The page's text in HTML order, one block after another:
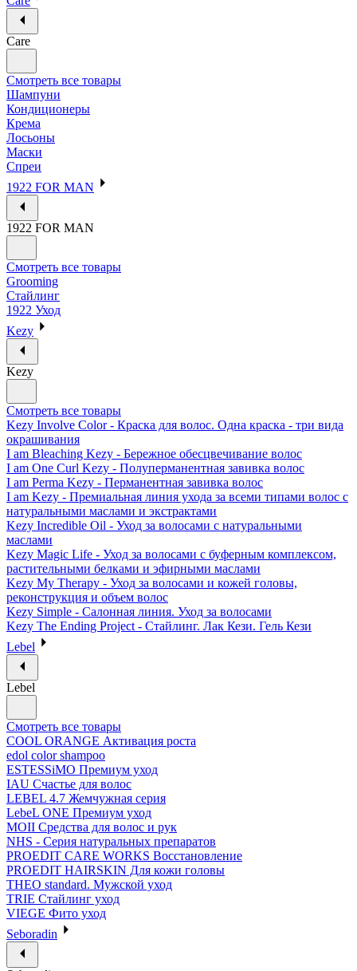
Care
Смотреть все товары
Шампуни
Кондиционеры
Крема
Лосьоны
Маски
Спреи
1922 FOR MAN
1922 FOR MAN
Смотреть все товары
Grooming
Стайлинг
1922 Уход
Kezy
Kezy
Смотреть все товары
Kezy Involve Color - Краска для волос. Одна краска - три вида
окрашивания
I am Bleaching Kezy - Бережное обесцвечивание волос
I am One Curl Kezy - Полуперманентная завивка волос
I am Perma Kezy - Перманентная завивка волос
I am Kezy - Премиальная линия ухода за всеми типами волос с
натуральными маслами и экстрактами
Kezy Incredible Oil - Уход за волосами с натуральными
маслами
Kezy Magic Life - Уход за волосами с буферным комплексом,
растительными белками и эфирными маслами
Kezy My Therapy - Уход за волосами и кожей головы,
реконструкция и объем волос
Kezy Simple - Салонная линия. Уход за волосами
Kezy The Ending Project - Стайлинг. Лак Кези. Гель Кези
Lebel
Lebel
Смотреть все товары
COOL ORANGE Активация роста
edol color shampoo
ESTESSiMO Премиум уход
IAU Счастье для волос
LEBEL 4.7 Жемчужная серия
LebeL ONE Премиум уход
MOII Средства для волос и рук
NHS - Серия натуральных препаратов
PROEDIT CARE WORKS Восстановление
PROEDIT HAIRSKIN Для кожи головы
THEO standard. Мужской уход
TRIE Стайлинг уход
VIEGE Фито уход
Seboradin